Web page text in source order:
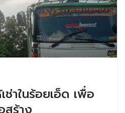
ช่าในร้อยเอ็ด เพื่อ